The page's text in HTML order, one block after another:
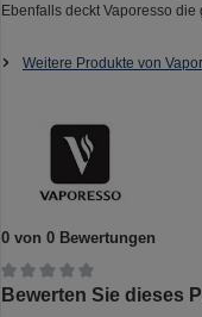
Ebenfalls deckt Vaporesso
Weitere Produkte von
0 von 0 Bewertungen
Durchschnittliche Bewertung
Bewerten Sie dieses